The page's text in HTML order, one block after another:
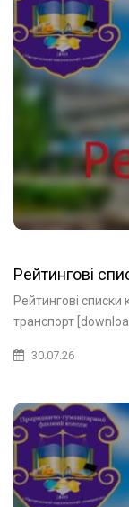
Рейтингові
Рейтингові
транспорт
30.07.26